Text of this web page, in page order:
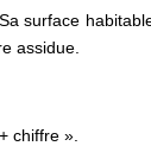
surface
assidue.
chiffre ».